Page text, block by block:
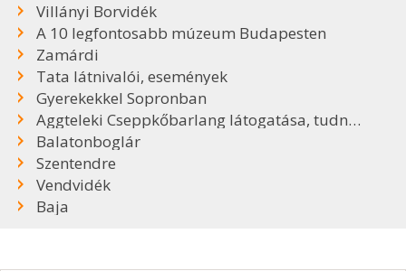
Villányi Borvidék
A 10 legfontosabb múzeum Budapesten
Zamárdi
Tata látnivalói, események
Gyerekekkel Sopronban
Aggteleki Cseppkőbarlang látogatása, tudnivalók
Balatonboglár
Szentendre
Vendvidék
Baja